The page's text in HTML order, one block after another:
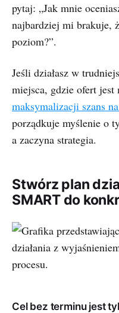
pytaj: „Jak mnie
najbardziej mi brakuje,
poziom?”.
Jeśli działasz w
miejsca, gdzie ofert
maksymalizacji szans
porządkuje myślenie o
a zaczyna strategia.
Stwórz plan
SMART do
Cel bez terminu jest